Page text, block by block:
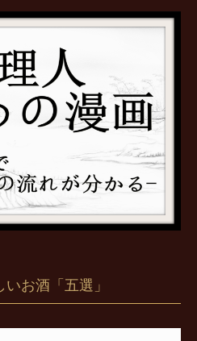
お酒「五選」